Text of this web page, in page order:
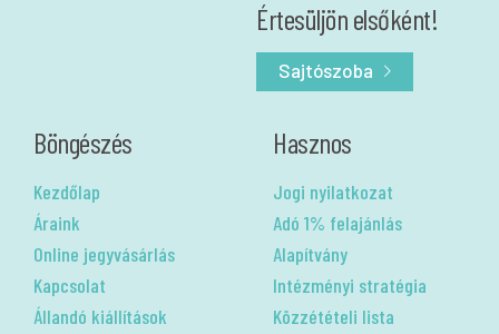
Böngészés
Kezdőlap
Áraink
Online jegyvásárlás
Kapcsolat
Állandó kiállítások
Hasznos
Jogi nyilatkozat
Adó 1% felajánlás
Alapítvány
Intézményi stratégia
Közzétételi lista
Értesüljön elsőként!
Sajtószoba